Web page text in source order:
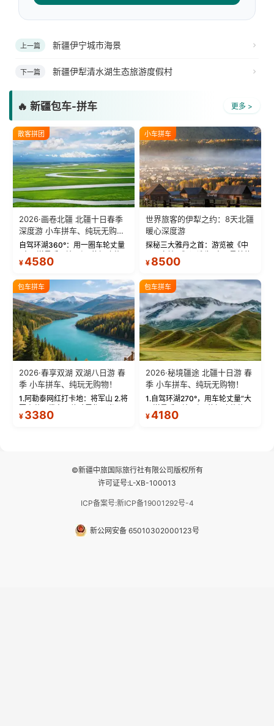
上一篇 新疆伊宁城市海景
下一篇 新疆伊犁清水湖生态旅游度假村
🔥 新疆包车-拼车 更多 >
散客拼团
2026·画卷北疆 北疆十日春季
深度游 小车拼车、纯玩无购
物！
自驾环湖360°：用一圈车轮丈量
“大西洋最后一滴眼泪”的极致蔚
蓝。 赛湖旅拍：甄选多款风格服
绝美瞬间。 赛湖坦克300跟车视
频：专业摄影师...
¥4580
小车拼车
世界旅客的伊犁之约：8天北疆
暖心深度游
探秘三大雅丹之首：游览被《中
国国家地理》评选为“中国最美的
三大雅丹”第一名的克拉玛依魔鬼
瓦人最大村落——禾木村，欣赏
晨雾与小木...
¥ 8500
包车拼车
2026·春享双湖 双湖八日游 春
季 小车拼车、纯玩无购物！
1.阿勒泰网红打卡地：将军山 2.将
将军山，夕阳派对，蹦迪party 4.
¥ 3380
包车拼车
2026·秘境疆途 北疆十日游 春
季 小车拼车、纯玩无购物！
1.自驾环湖270°，用车轮丈量“大
让雪山、花海与深邃湖水在转弯
¥4180
©新疆中旅国际旅行社有限公司版权所有
许可证号:L-XB-100013
ICP备案号:新ICP备19001292号-4
新公网安备 65010302000123号